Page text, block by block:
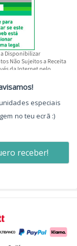
Disponibilizar
Não Sujeitos a Receita
da Internet pelo